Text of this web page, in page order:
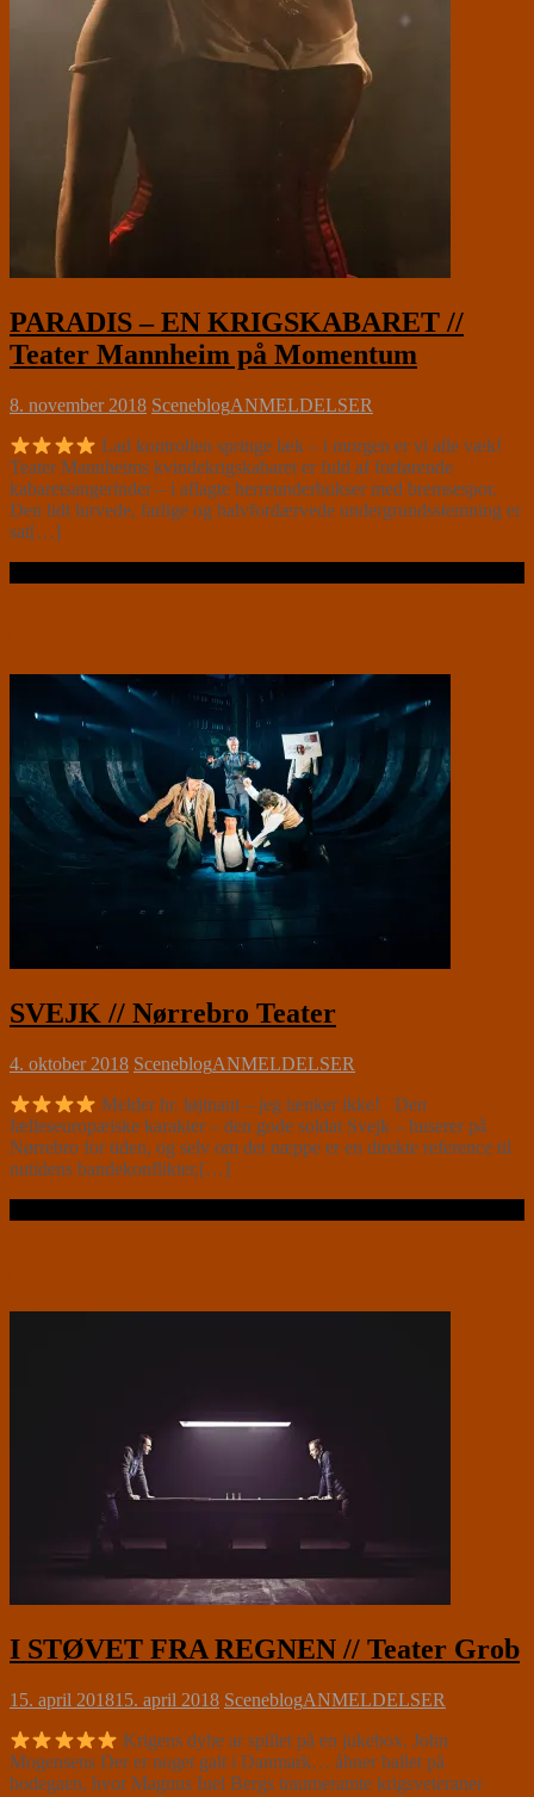
PARADIS – EN KRIGSKABARET //
Teater Mannheim på Momentum
8. november 2018 SceneblogANMELDELSER
Lad kontrollen springe læk – i morgen er vi alle væk!
Teater Mannheims kvindekrigskabaret er fuld af forførende
kabaretsangerinder – i aflagte herreunderbukser med bremsespor.
Den lidt lurvede, farlige og halvfordærvede undergrundsstemning er
sat[…]
SVEJK // Nørrebro Teater
4. oktober 2018 SceneblogANMELDELSER
Melder hr. løjtnant – jeg tænker ikke! Den
fælleseuropæiske karakter – den gode soldat Svejk – huserer på
Nørrebro for tiden, og selv om det næppe er en direkte reference til
nutidens bandekonflikter,[…]
I STØVET FRA REGNEN // Teater Grob
15. april 201815. april 2018 SceneblogANMELDELSER
Krigens dybe ar spillet på en jukebox. John
Mogensens Der er noget galt i Danmark… åbner ballet på
bodegaen, hvor Magnus Iuel Bergs traumeramte krigsveteraner